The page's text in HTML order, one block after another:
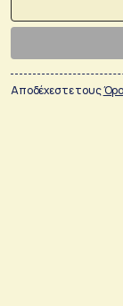
Αποδέχεστε τους